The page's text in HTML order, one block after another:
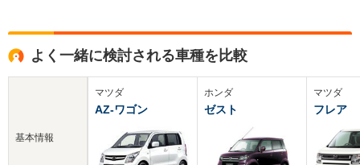
よく一緒に検討される車種を比較
基本情報
マツダ
AZ-ワゴン
ホンダ
ゼスト
マツダ
フレア